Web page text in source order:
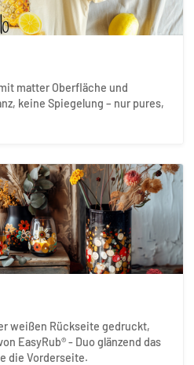
matter Oberfläche und
keine Spiegelung – nur pures,
weißen Rückseite gedruckt,
EasyRub® - Duo glänzend das
die Vorderseite.